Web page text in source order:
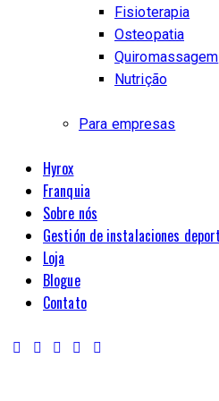
Fisioterapia
Osteopatia
Quiromassagem
Nutrição
Para empresas
Hyrox
Franquia
Sobre nós
Gestión de instalaciones
Loja
Blogue
Contato